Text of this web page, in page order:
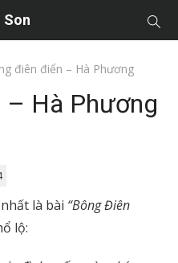
Son
điên điển – Hà Phương
– Hà Phương
là bài “Bông Điên
lộ: